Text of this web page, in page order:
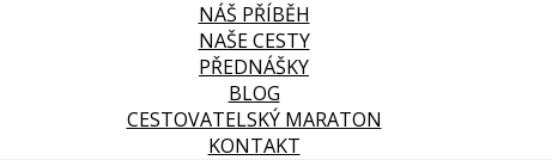
NÁŠ PŘÍBĚH
NAŠE CESTY
PŘEDNÁŠKY
BLOG
CESTOVATELSKÝ MARATON
KONTAKT